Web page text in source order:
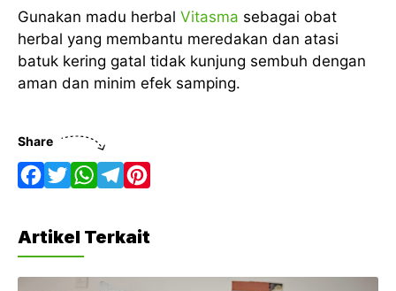
Gunakan madu herbal Vitasma sebagai obat
herbal yang membantu meredakan dan atasi
batuk kering gatal tidak kunjung sembuh dengan
aman dan minim efek samping.
Share
a
c
e
w
i
t
h
a
t
e
t
Artikel Terkait